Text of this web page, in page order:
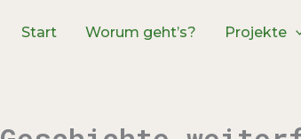
Start Worum geht’s? Projekte